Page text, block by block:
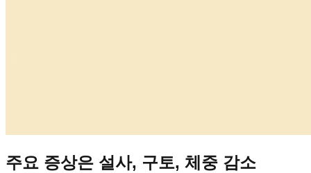
주요 증상은 설사, 구토, 체중 감소